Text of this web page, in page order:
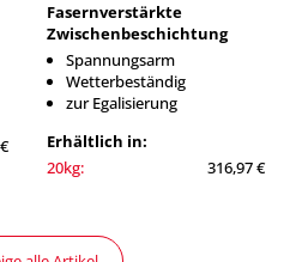
Fasernverstärkte
Zwischenbeschichtung
Spannungsarm
Wetterbeständig
zur Egalisierung
Erhältlich in:
20kg:
316,97 €